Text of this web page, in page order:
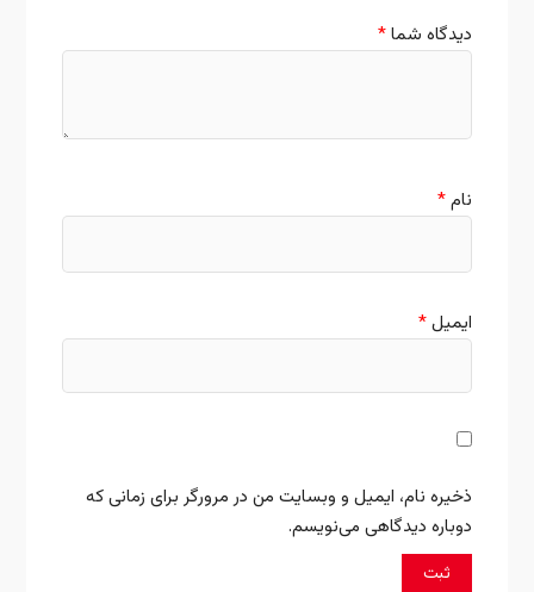
دیدگاه شما*
نام*
ایمیل*
ذخیره نام، ایمیل و وبسایت من در مرورگر برای زمانی که
دوباره دیدگاهی می‌نویسم.